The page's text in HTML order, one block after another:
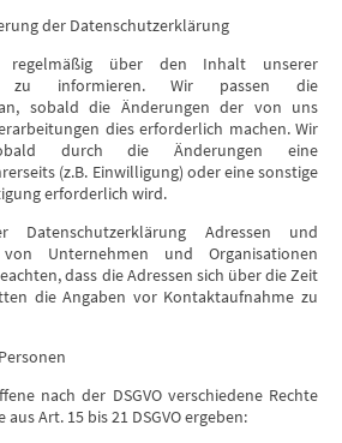
der Datenschutzerklärung
über den Inhalt unserer
zu informieren. Wir passen die
sobald die Änderungen der von uns
dies erforderlich machen. Wir
durch die Änderungen eine
(z.B. Einwilligung) oder eine sonstige
erforderlich wird.
Adressen und
Unternehmen und Organisationen
dass die Adressen sich über die Zeit
die Angaben vor Kontaktaufnahme zu
nach der DSGVO verschiedene Rechte
Art. 15 bis 21 DSGVO ergeben: